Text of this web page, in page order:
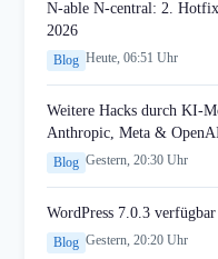
N-able N-central: 2.
2026
Blog Heute, 06:51 Uhr
Weitere Hacks durch KI-
Anthropic, Meta &
Blog Gestern, 20:30 Uhr
WordPress 7.0.3
Blog Gestern, 20:20 Uhr